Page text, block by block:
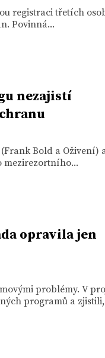
registraci třetích
Povinná...
nezajistí
Bold a Oživení)
mezirezortního...
opravila jen
problémy. V
programů a